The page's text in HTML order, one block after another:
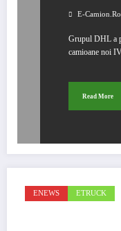
E-Camion.ro
Grupul DHL a
camioane noi
Read More
ENEWS ETRUCK